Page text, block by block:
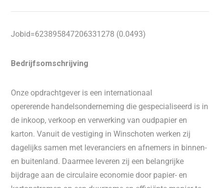
Jobid=623895847206331278 (0.0493)
Bedrijfsomschrijving
Onze opdrachtgever is een internationaal
opererende handelsonderneming die gespecialiseerd is in
de inkoop, verkoop en verwerking van oudpapier en
karton. Vanuit de vestiging in Winschoten werken zij
dagelijks samen met leveranciers en afnemers in binnen-
en buitenland. Daarmee leveren zij een belangrijke
bijdrage aan de circulaire economie door papier- en